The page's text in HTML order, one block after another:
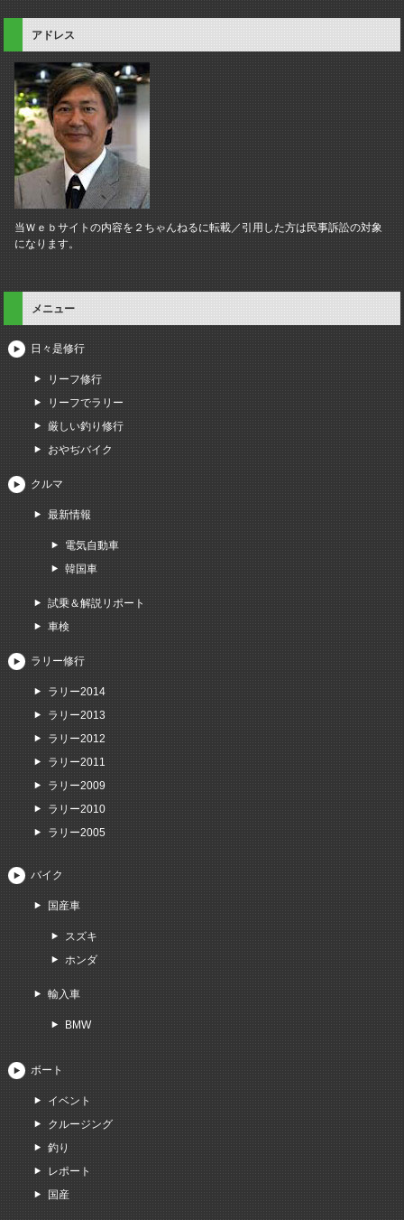
アドレス
当Ｗｅｂサイトの内容を２ちゃんねるに転載／引用した方は民事訴訟の対象
になります。
メニュー
日々是修行
リーフ修行
リーフでラリー
厳しい釣り修行
おやぢバイク
クルマ
最新情報
電気自動車
韓国車
試乗＆解説リポート
車検
ラリー修行
ラリー2014
ラリー2013
ラリー2012
ラリー2011
ラリー2009
ラリー2010
ラリー2005
バイク
国産車
スズキ
ホンダ
輸入車
BMW
ボート
イベント
クルージング
釣り
レポート
国産